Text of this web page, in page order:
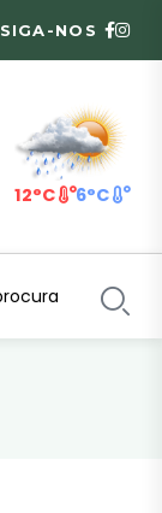
SIGA-NOS
12°C 6°C